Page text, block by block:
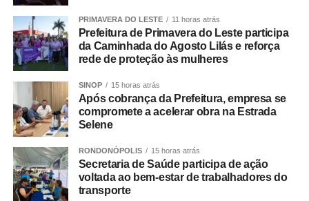
e aos procedimentos necessários.
COMENTE ABAIXO:
WhatsApp
Facebook
Twitter
Messenger
LinkedIn
Share
PRIMAVERA DO LESTE 11 horas atrás
Prefeitura de Primavera do Leste participa
da Caminhada do Agosto Lilás e reforça
rede de proteção às mulheres
SINOP 15 horas atrás
Após cobrança da Prefeitura, empresa se
compromete a acelerar obra na Estrada
Selene
RONDONÓPOLIS 15 horas atrás
Secretaria de Saúde participa de ação
voltada ao bem-estar de trabalhadores do
transporte